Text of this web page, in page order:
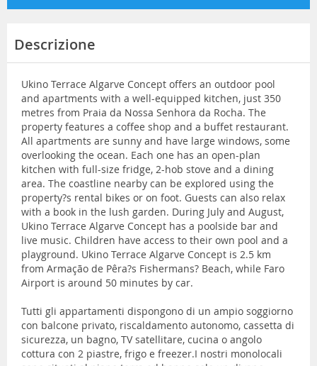
Descrizione
Ukino Terrace Algarve Concept offers an outdoor pool
and apartments with a well-equipped kitchen, just 350
metres from Praia da Nossa Senhora da Rocha. The
property features a coffee shop and a buffet restaurant.
All apartments are sunny and have large windows, some
overlooking the ocean. Each one has an open-plan
kitchen with full-size fridge, 2-hob stove and a dining
area. The coastline nearby can be explored using the
property?s rental bikes or on foot. Guests can also relax
with a book in the lush garden. During July and August,
Ukino Terrace Algarve Concept has a poolside bar and
live music. Children have access to their own pool and a
playground. Ukino Terrace Algarve Concept is 2.5 km
from Armação de Pêra?s Fishermans? Beach, while Faro
Airport is around 50 minutes by car.
Tutti gli appartamenti dispongono di un ampio soggiorno
con balcone privato, riscaldamento autonomo, cassetta di
sicurezza, un bagno, TV satellitare, cucina o angolo
cottura con 2 piastre, frigo e freezer.I nostri monolocali